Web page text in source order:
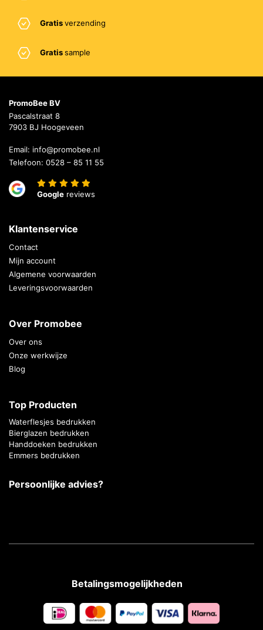
Gratisverzending
Gratissample
PromoBee BV
Pascalstraat 8
7903 BJ Hoogeveen
Email: info@promobee.nl
Telefoon: 0528 – 85 11 55
Google reviews
Klantenservice
Contact
Mijn account
Algemene voorwaarden
Leveringsvoorwaarden
Over Promobee
Over ons
Onze werkwijze
Blog
Top Producten
Waterflesjes bedrukken
Bierglazen bedrukken
Handdoeken bedrukken
Emmers bedrukken
Persoonlijke advies?
Betalingsmogelijkheden